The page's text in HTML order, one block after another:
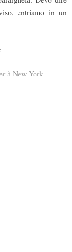
entriamo in un
à New York